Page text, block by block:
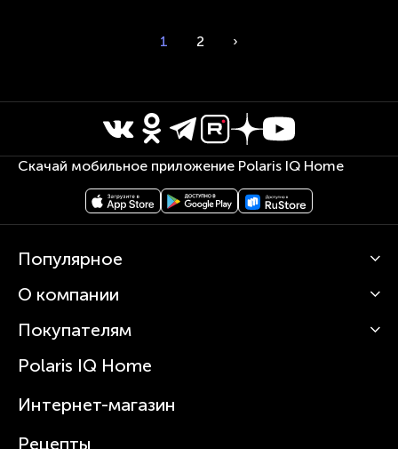
1 2 ›
Скачай мобильное приложение Polaris IQ Home
Популярное
Кофемашины
Вертикальные пылесосы
Зубные щетки и ирригаторы
Увлажнители
О компании
О Polaris
Статьи
Покупателям
Сервисные центры
Где купить
Polaris IQ Home
Интернет-магазин
Рецепты